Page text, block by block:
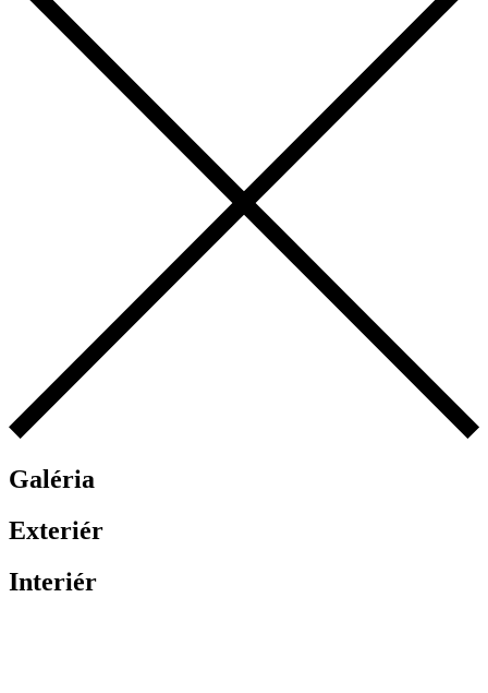
Galéria
Exteriér
Interiér